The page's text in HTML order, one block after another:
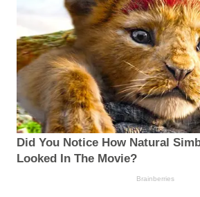
Did You Notice How Natural
Looked In The Movie?
Brainberries